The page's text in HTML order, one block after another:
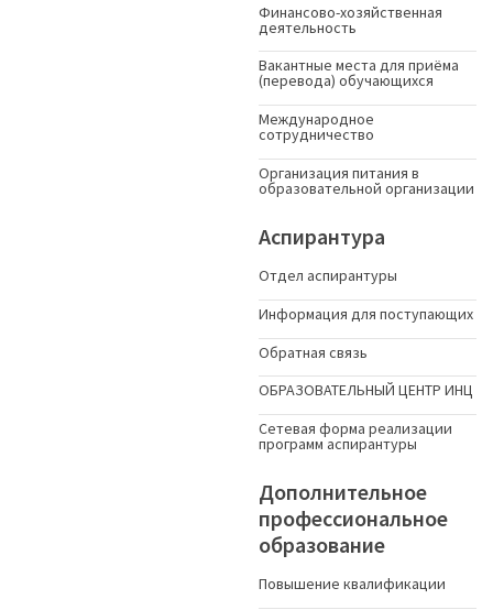
Финансово-хозяйственная
деятельность
Вакантные места для приёма
(перевода) обучающихся
Международное
сотрудничество
Организация питания в
образовательной организации
Аспирантура
Отдел аспирантуры
Информация для поступающих
Обратная связь
ОБРАЗОВАТЕЛЬНЫЙ ЦЕНТР ИНЦ
Сетевая форма реализации
программ аспирантуры
Дополнительное
профессиональное
образование
Повышение квалификации